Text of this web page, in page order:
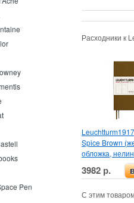
Pen
Расходники к
Spice Brown
обложка,
3982 р.
С этим